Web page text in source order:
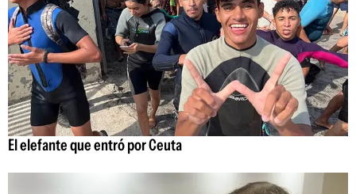
El elefante que entró por Ceuta